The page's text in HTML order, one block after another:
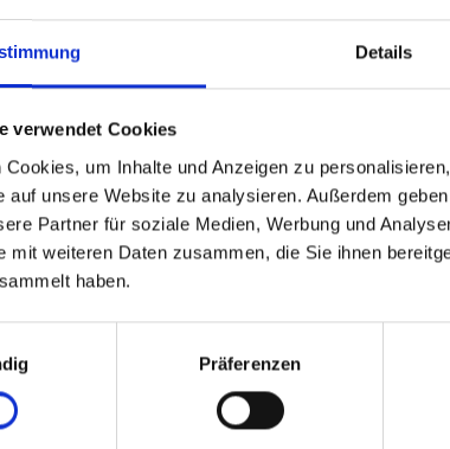
Details
verwendet Cookies
Cookies, um Inhalte und Anzeigen zu
auf unsere Website zu analysieren. Außerdem
Partner für soziale Medien, Werbung und
mit weiteren Daten zusammen, die Sie ihnen
haben.
Präferenzen
2026
TOUCH 2026 in der Schweiz.
zum Austausch und zur
kennen: Textmarker, Kugelschreiber,
Sie sich von unserem Team mit unseren